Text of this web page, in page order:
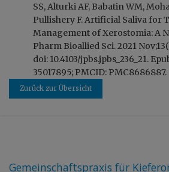
Zurück zur Übersicht
SS, Alturki AF, Babatin WM,
Pullishery F. Artificial Saliva for
Management of Xerostomia: A
Pharm Bioallied Sci. 2021
doi: 10.4103/jpbs.jpbs_236_21.
35017895; PMCID: PMC8686887.
Gemeinschaftspraxis für